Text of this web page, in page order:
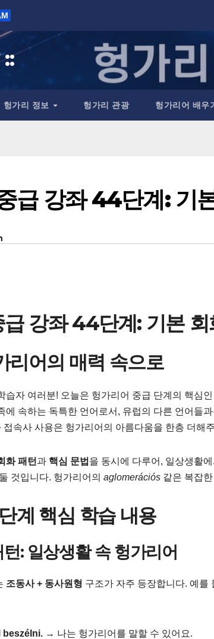
헝가리 정보 헝가리 관광 헝가리어 배우
급 강좌 44단계: 기
강좌 44단계: 기본
리어의 매력 속으로
습자 여러분! 오늘은 헝가리어 중급 단계의 핵심인
에 속하는 독특한 언어로서, 유럽의 다른 언어들
접속사 사용은 헝가리어의 아름다움을 한층 더해
화 패턴 과 핵심 문법 을 동시에 다루어, 일상생활
것입니다. 헝가리어의 aglomerációs 같은 복잡
계 핵심 학습 내용
턴: 일상생활 속 헝가리어
조동사 + 동사원형 구조가 자주 등장합니다. 예를
beszélni. → 나는 헝가리어를 말할 수 있어요.